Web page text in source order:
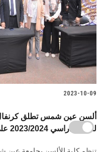
2023-10-09
ألسن عين شمس تطلق كرنفال
للعام الدراسي 2023/2024 على مدار أربعة